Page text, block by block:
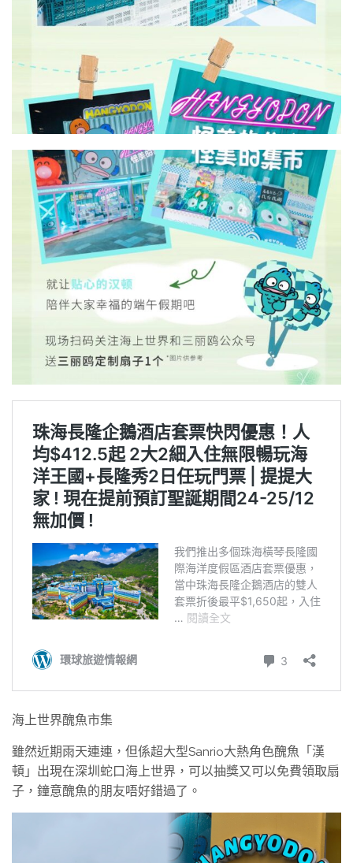
海上世界醜魚市集
雖然近期雨天連連，但係超大型Sanrio大熱角色醜魚「漢
頓」出現在深圳蛇口海上世界，可以抽獎又可以免費領取扇
子，鐘意醜魚的朋友唔好錯過了。